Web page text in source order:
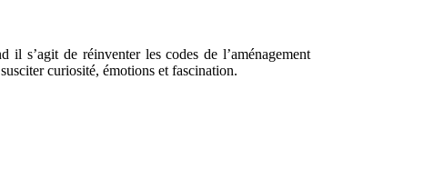
s’agit de réinventer les codes de l’aménagement
curiosité, émotions et fascination.